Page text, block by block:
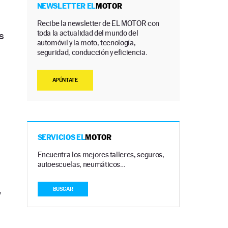
NEWSLETTER ELMOTOR
Recibe la newsletter de EL MOTOR con
toda la actualidad del mundo del
automóvil y la moto, tecnología,
seguridad, conducción y eficiencia.
APÚNTATE
SERVICIOS ELMOTOR
Encuentra los mejores talleres, seguros,
autoescuelas, neumáticos…
BUSCAR